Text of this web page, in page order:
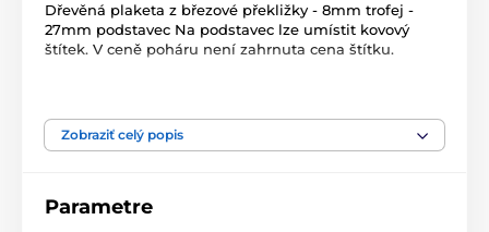
Dřevěná plaketa z březové překližky - 8mm trofej -
27mm podstavec Na podstavec lze umístit kovový
štítek. V ceně poháru není zahrnuta cena štítku.
Kuchyňa WF002
Zobraziť celý popis
Parametre